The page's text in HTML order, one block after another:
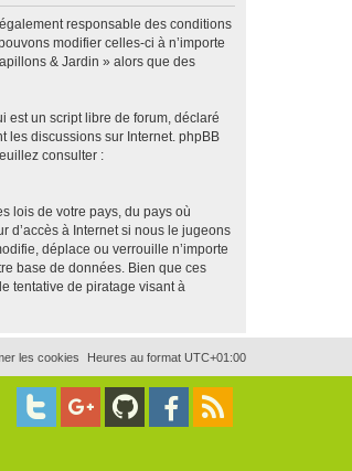
responsable des conditions
modifier celles-ci à n’importe
& Jardin » alors que des
est un script libre de forum, déclaré
les discussions sur Internet. phpBB
consulter :
lois de votre pays, du pays où
d’accès à Internet si nous le jugeons
déplace ou verrouille n’importe
base de données. Bien que ces
tentative de piratage visant à
Heures au format UTC+01:00
les cookies